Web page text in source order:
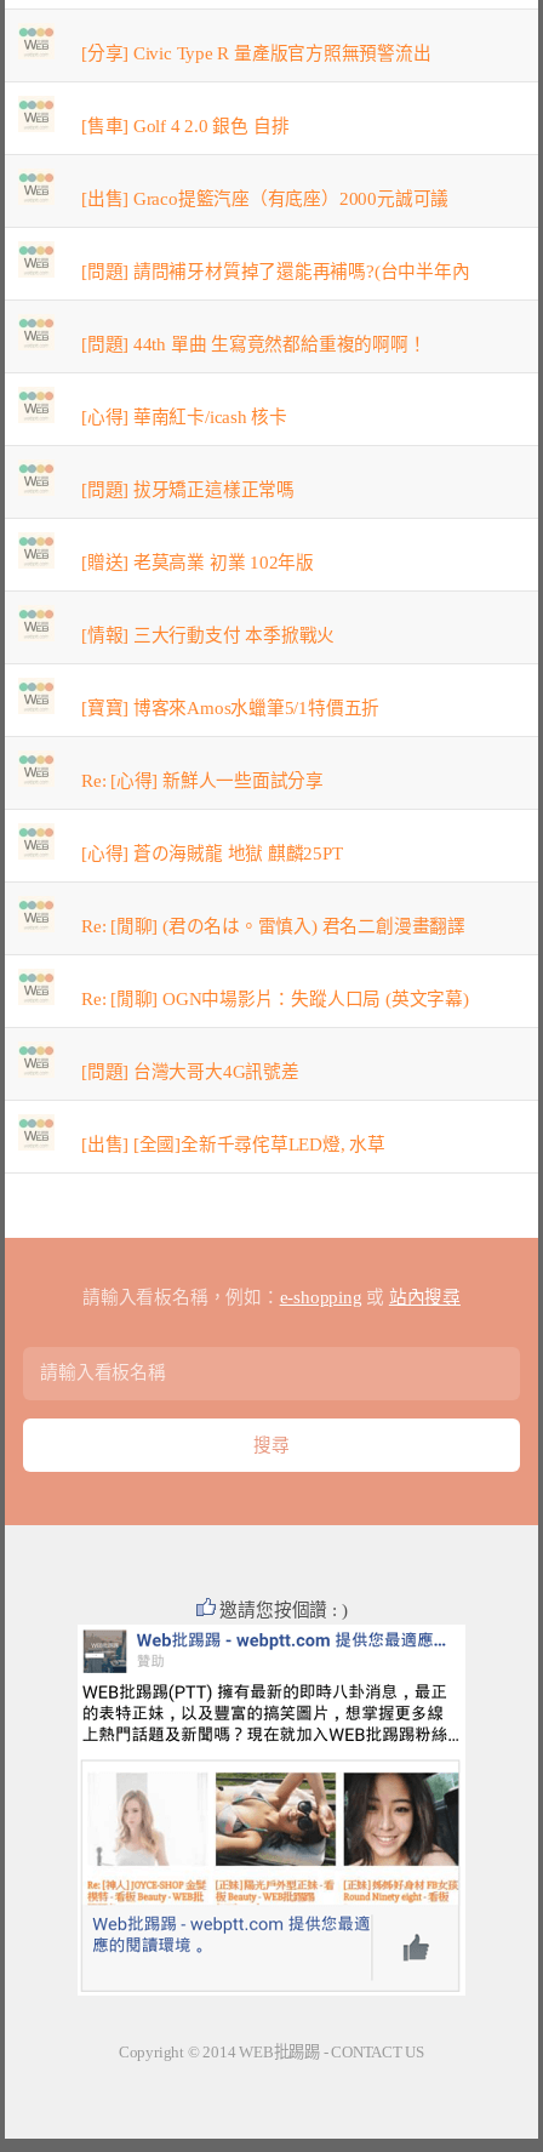
[分享] Civic Type R 量產版官方照無預警流出
[售車] Golf 4 2.0 銀色 自排
[出售] Graco提籃汽座（有底座）2000元誠可議
[問題] 請問補牙材質掉了還能再補嗎?(台中半年內
[問題] 44th 單曲 生寫竟然都給重複的啊啊！
[心得] 華南紅卡/icash 核卡
[問題] 拔牙矯正這樣正常嗎
[贈送] 老莫高業 初業 102年版
[情報] 三大行動支付 本季掀戰火
[寶寶] 博客來Amos水蠟筆5/1特價五折
Re: [心得] 新鮮人一些面試分享
[心得] 蒼の海賊龍 地獄 麒麟25PT
Re: [閒聊] (君の名は。雷慎入) 君名二創漫畫翻譯
Re: [閒聊] OGN中場影片：失蹤人口局 (英文字幕)
[問題] 台灣大哥大4G訊號差
[出售] [全國]全新千尋侘草LED燈, 水草
請輸入看板名稱，例如： e-shopping 或 站內搜尋
邀請您按個讚 : )
Copyright © 2014WEB批踢踢-CONTACT US